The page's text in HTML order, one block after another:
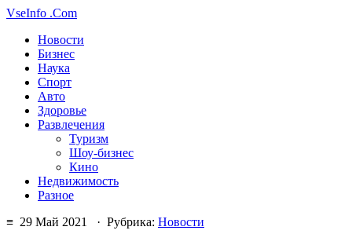
VseInfo .Com
Новости
Бизнес
Наука
Спорт
Авто
Здоровье
Развлечения
Туризм
Шоу-бизнес
Кино
Недвижимость
Разное
≡ 29 Май 2021 · Рубрика: Новости